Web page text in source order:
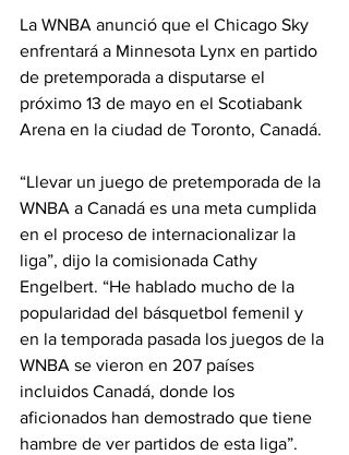
La WNBA anunció que el Chicago Sky
enfrentará a Minnesota Lynx en partido
de pretemporada a disputarse el
próximo 13 de mayo en el Scotiabank
Arena en la ciudad de Toronto, Canadá.
“Llevar un juego de pretemporada de la
WNBA a Canadá es una meta cumplida
en el proceso de internacionalizar la
liga”, dijo la comisionada Cathy
Engelbert. “He hablado mucho de la
popularidad del básquetbol femenil y
en la temporada pasada los juegos de la
WNBA se vieron en 207 países
incluidos Canadá, donde los
aficionados han demostrado que tiene
hambre de ver partidos de esta liga”.